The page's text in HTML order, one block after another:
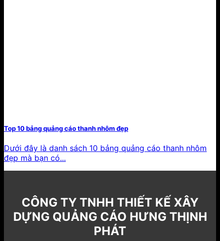
Top 10 bảng quảng cáo thanh nhôm đẹp
Dưới đây là danh sách 10 bảng quảng cáo thanh nhôm
đẹp mà bạn có...
CÔNG TY TNHH THIẾT KẾ XÂY
DỰNG QUẢNG CÁO HƯNG THỊNH
PHÁT